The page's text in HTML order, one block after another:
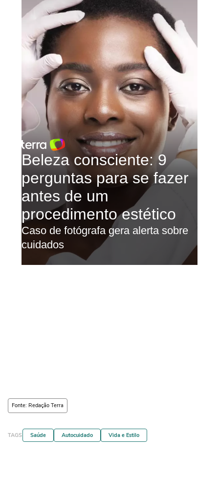
Fonte: Redação Terra
TAGS Saúde Autocuidado Vida e Estilo